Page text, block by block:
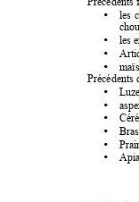
Précédents
• les
• les
•
•
maïs
Précédents
•
•
•
•
•
•